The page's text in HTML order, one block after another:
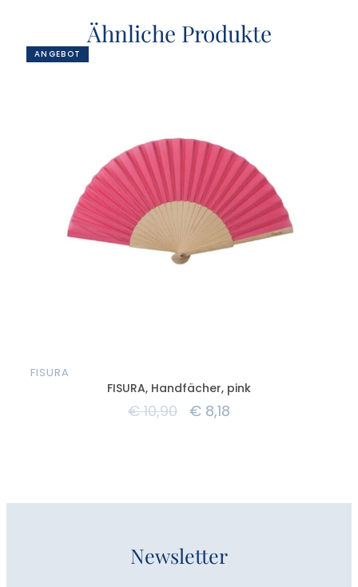
Ähnliche Produkte
ANGEBOT
FISURA
FISURA, Handfächer, pink
€10,90 € 8,18
Newsletter